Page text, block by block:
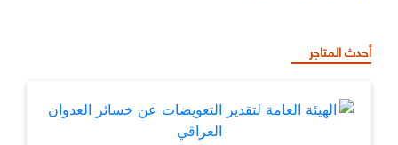
أحدث المتاجر